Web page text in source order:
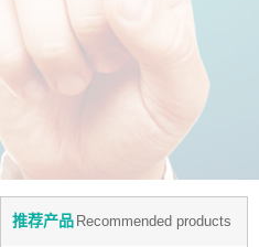
推荐产品 Recommended products